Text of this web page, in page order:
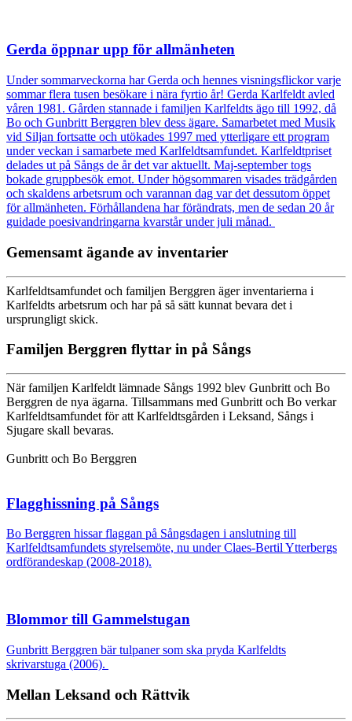
Gerda öppnar upp för allmänheten
Under sommarveckorna har Gerda och hennes visningsflickor varje
sommar flera tusen besökare i nära fyrtio år! Gerda Karlfeldt avled
våren 1981. Gården stannade i familjen Karlfeldts ägo till 1992, då
Bo och Gunbritt Berggren blev dess ägare. Samarbetet med Musik
vid Siljan fortsatte och utökades 1997 med ytterligare ett program
under veckan i samarbete med Karlfeldtsamfundet. Karlfeldtpriset
delades ut på Sångs de år det var aktuellt. Maj-september togs
bokade gruppbesök emot. Under högsommaren visades trädgården
och skaldens arbetsrum och varannan dag var det dessutom öppet
för allmänheten. Förhållandena har förändrats, men de sedan 20 år
guidade poesivandringarna kvarstår under juli månad.
Gemensamt ägande av inventarier
Karlfeldtsamfundet och familjen Berggren äger inventarierna i
Karlfeldts arbetsrum och har på så sätt kunnat bevara det i
ursprungligt skick.
Familjen Berggren flyttar in på Sångs
När familjen Karlfeldt lämnade Sångs 1992 blev Gunbritt och Bo
Berggren de nya ägarna. Tillsammans med Gunbritt och Bo verkar
Karlfeldtsamfundet för att Karlfeldtsgården i Leksand, Sångs i
Sjugare skall bevaras.
Gunbritt och Bo Berggren
Flagghissning på Sångs
Bo Berggren hissar flaggan på Sångsdagen i anslutning till
Karlfeldtsamfundets styrelsemöte, nu under Claes-Bertil Ytterbergs
ordförandeskap (2008-2018).
Blommor till Gammelstugan
Gunbritt Berggren bär tulpaner som ska pryda Karlfeldts
skrivarstuga (2006).
Mellan Leksand och Rättvik